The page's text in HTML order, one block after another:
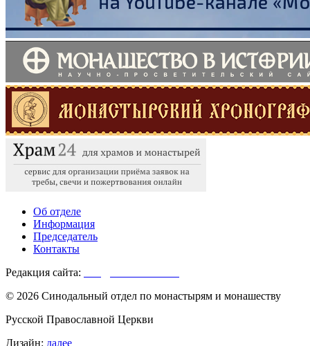
Об отделе
Информация
Председатель
Контакты
Редакция сайта:
© 2026 Синодальный отдел по монастырям и монашеству
Русской Православной Церкви
Дизайн: далее